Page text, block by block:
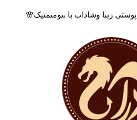
زیبا وشاداب با بیومیمتیک🌸